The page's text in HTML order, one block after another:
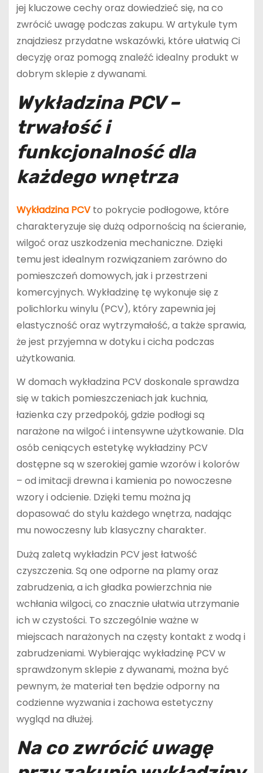
jej kluczowe cechy oraz dowiedzieć się, na co
zwrócić uwagę podczas zakupu. W artykule tym
znajdziesz przydatne wskazówki, które ułatwią Ci
decyzję oraz pomogą znaleźć idealny produkt w
dobrym sklepie z dywanami.
Wykładzina PCV –
trwałość i
funkcjonalność dla
każdego wnętrza
Wykładzina PCVto pokrycie podłogowe, które
charakteryzuje się dużą odpornością na ścieranie,
wilgoć oraz uszkodzenia mechaniczne. Dzięki
temu jest idealnym rozwiązaniem zarówno do
pomieszczeń domowych, jak i przestrzeni
komercyjnych. Wykładzinę tę wykonuje się z
polichlorku winylu (PCV), który zapewnia jej
elastyczność oraz wytrzymałość, a także sprawia,
że jest przyjemna w dotyku i cicha podczas
użytkowania.
W domach wykładzina PCV doskonale sprawdza
się w takich pomieszczeniach jak kuchnia,
łazienka czy przedpokój, gdzie podłogi są
narażone na wilgoć i intensywne użytkowanie. Dla
osób ceniących estetykę wykładziny PCV
dostępne są w szerokiej gamie wzorów i kolorów
– od imitacji drewna i kamienia po nowoczesne
wzory i odcienie. Dzięki temu można ją
dopasować do stylu każdego wnętrza, nadając
mu nowoczesny lub klasyczny charakter.
Dużą zaletą wykładzin PCV jest łatwość
czyszczenia. Są one odporne na plamy oraz
zabrudzenia, a ich gładka powierzchnia nie
wchłania wilgoci, co znacznie ułatwia utrzymanie
ich w czystości. To szczególnie ważne w
miejscach narażonych na częsty kontakt z wodą i
zabrudzeniami. Wybierając wykładzinę PCV w
sprawdzonym sklepie z dywanami, można być
pewnym, że materiał ten będzie odporny na
codzienne wyzwania i zachowa estetyczny
wygląd na dłużej.
Na co zwrócić uwagę